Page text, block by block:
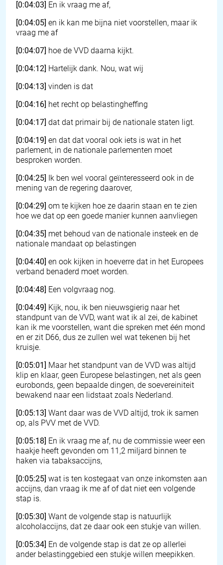
[0:04:03] En ik vraag me af,
[0:04:05] en ik kan me bijna niet voorstellen, maar ik
vraag me af
[0:04:07] hoe de VVD daarna kijkt.
[0:04:12] Hartelijk dank. Nou, wat wij
[0:04:13] vinden is dat
[0:04:16] het recht op belastingheffing
[0:04:17] dat dat primair bij de nationale staten ligt.
[0:04:19] en dat dat vooral ook iets is wat in het
parlement, in de nationale parlementen moet
besproken worden.
[0:04:25] Ik ben wel vooral geïnteresseerd ook in de
mening van de regering daarover,
[0:04:29] om te kijken hoe ze daarin staan en te zien
hoe we dat op een goede manier kunnen aanvliegen
[0:04:35] met behoud van de nationale insteek en de
nationale mandaat op belastingen
[0:04:40] en ook kijken in hoeverre dat in het Europees
verband benaderd moet worden.
[0:04:48] Een volgvraag nog.
[0:04:49] Kijk, nou, ik ben nieuwsgierig naar het
standpunt van de VVD, want wat ik al zei, de kabinet
kan ik me voorstellen, want die spreken met één mond
en er zit D66, dus ze zullen wel wat tekenen bij het
kruisje.
[0:05:01] Maar het standpunt van de VVD was altijd
klip en klaar, geen Europese belastingen, net als geen
eurobonds, geen bepaalde dingen, de soevereiniteit
bewakend naar een lidstaat zoals Nederland.
[0:05:13] Want daar was de VVD altijd, trok ik samen
op, als PVV met de VVD.
[0:05:18] En ik vraag me af, nu de commissie weer een
haakje heeft gevonden om 11,2 miljard binnen te
haken via tabaksaccijns,
[0:05:25] wat is ten kostegaat van onze inkomsten aan
accijns, dan vraag ik me af of dat niet een volgende
stap is.
[0:05:30] Want de volgende stap is natuurlijk
alcoholaccijns, dat ze daar ook een stukje van willen.
[0:05:34] En de volgende stap is dat ze op allerlei
ander belastinggebied een stukje willen meepikken.